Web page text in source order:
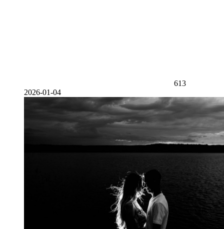
613
2026-01-04